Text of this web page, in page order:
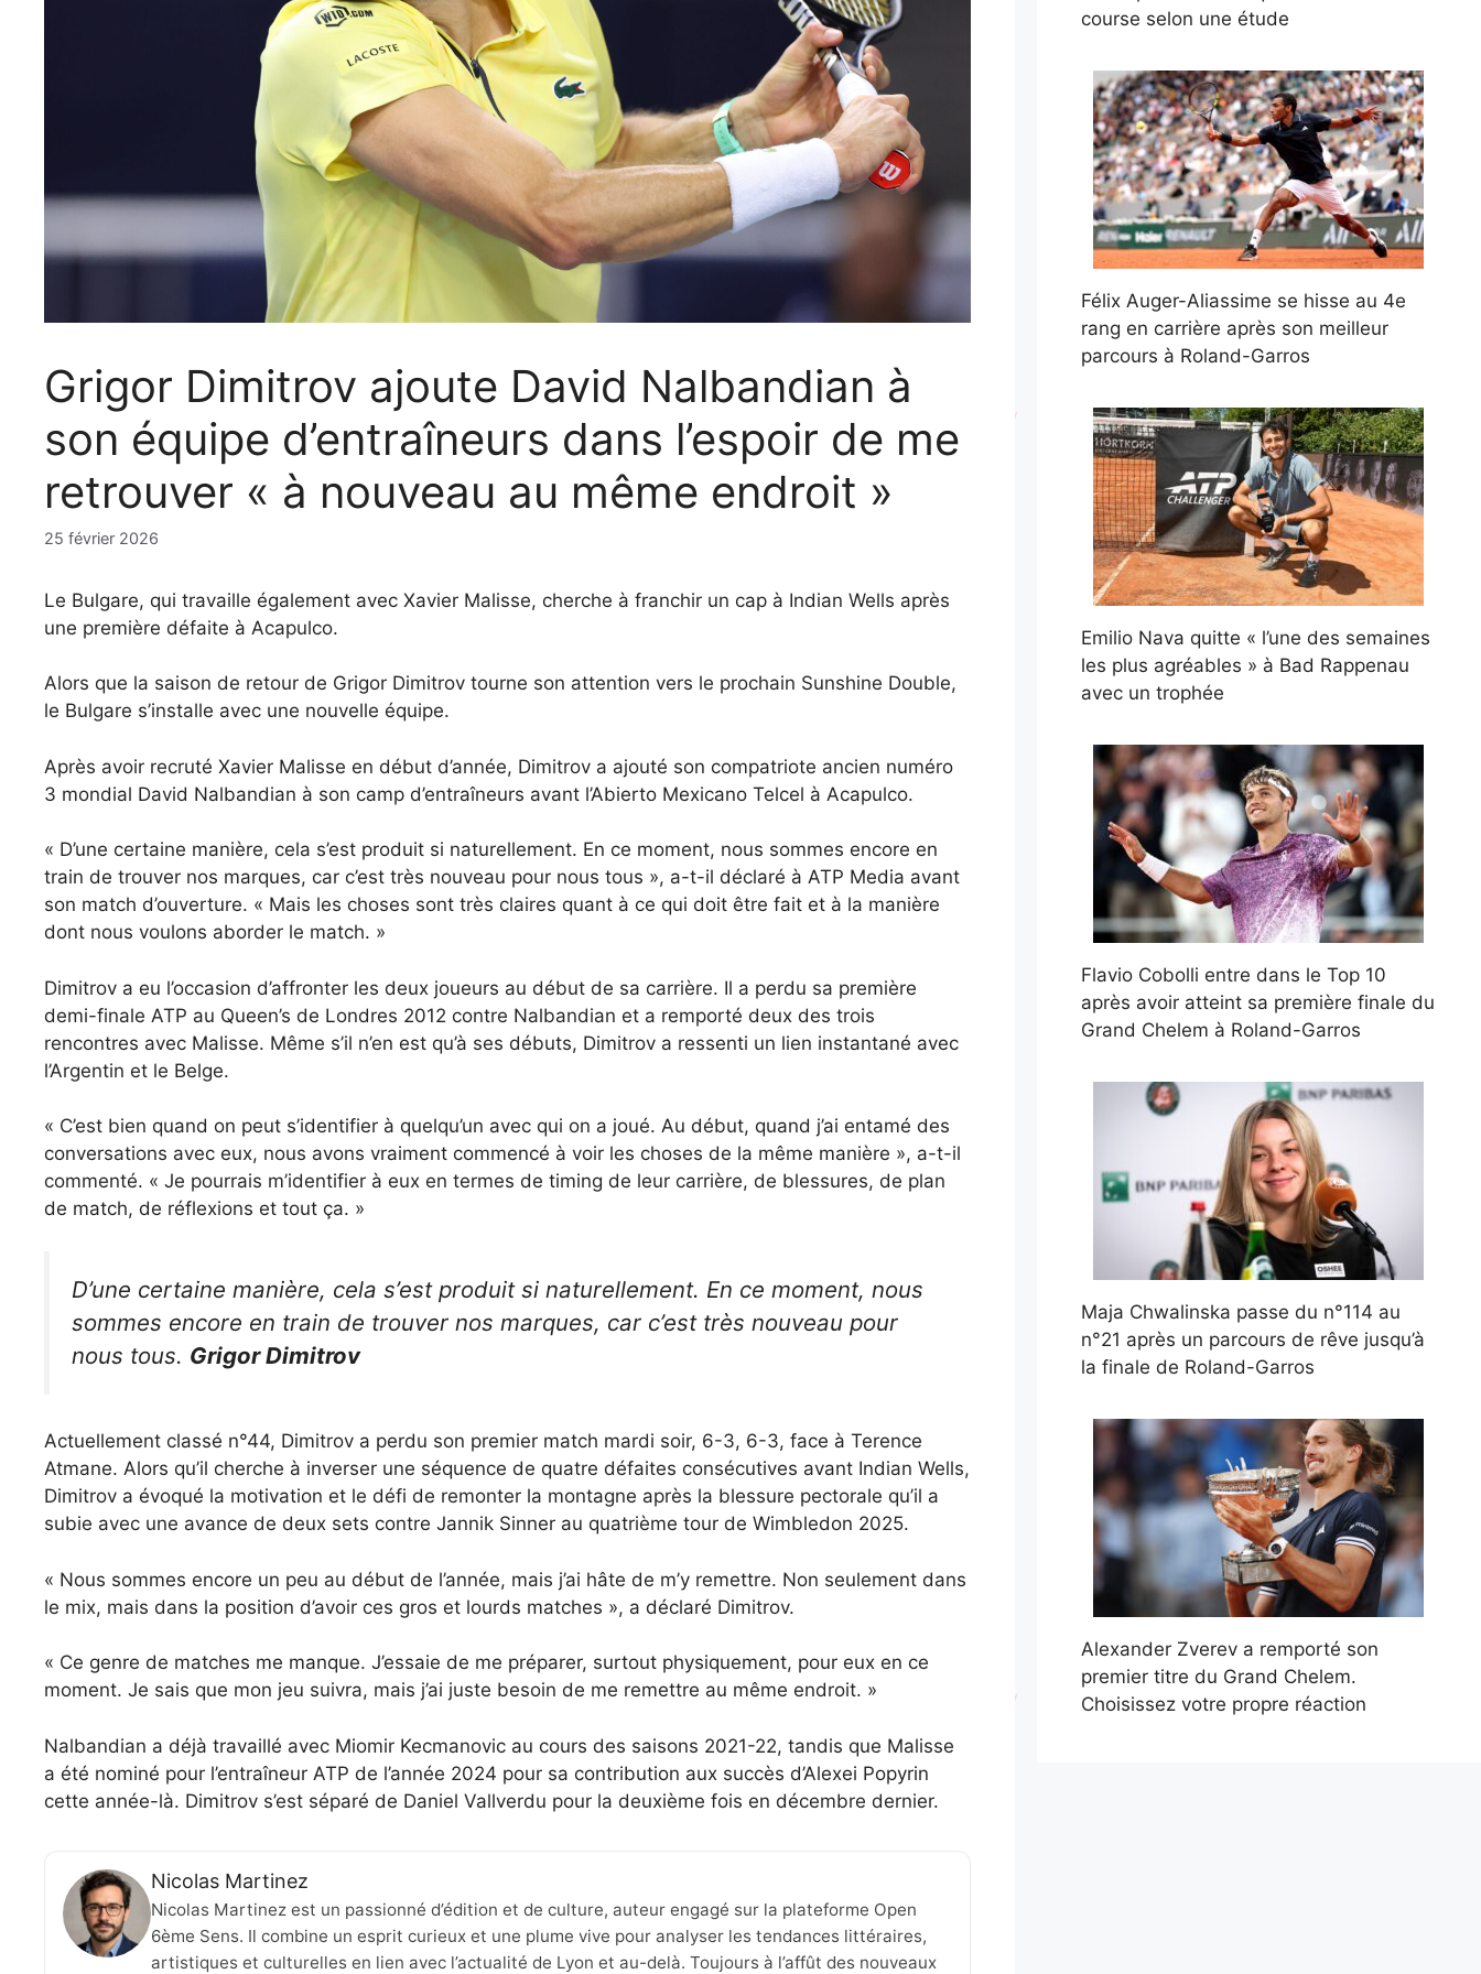
Grigor Dimitrov ajoute David Nalbandian à
son équipe d’entraîneurs dans l’espoir de me
retrouver « à nouveau au même endroit »
25 février 2026
Le Bulgare, qui travaille également avec Xavier Malisse, cherche à franchir un cap à Indian Wells après
une première défaite à Acapulco.
Alors que la saison de retour de Grigor Dimitrov tourne son attention vers le prochain Sunshine Double,
le Bulgare s’installe avec une nouvelle équipe.
Après avoir recruté Xavier Malisse en début d’année, Dimitrov a ajouté son compatriote ancien numéro
3 mondial David Nalbandian à son camp d’entraîneurs avant l’Abierto Mexicano Telcel à Acapulco.
« D’une certaine manière, cela s’est produit si naturellement. En ce moment, nous sommes encore en
train de trouver nos marques, car c’est très nouveau pour nous tous », a-t-il déclaré à ATP Media avant
son match d’ouverture. « Mais les choses sont très claires quant à ce qui doit être fait et à la manière
dont nous voulons aborder le match. »
Dimitrov a eu l’occasion d’affronter les deux joueurs au début de sa carrière. Il a perdu sa première
demi-finale ATP au Queen’s de Londres 2012 contre Nalbandian et a remporté deux des trois
rencontres avec Malisse. Même s’il n’en est qu’à ses débuts, Dimitrov a ressenti un lien instantané avec
l’Argentin et le Belge.
« C’est bien quand on peut s’identifier à quelqu’un avec qui on a joué. Au début, quand j’ai entamé des
conversations avec eux, nous avons vraiment commencé à voir les choses de la même manière », a-t-il
commenté. « Je pourrais m’identifier à eux en termes de timing de leur carrière, de blessures, de plan
de match, de réflexions et tout ça. »
D’une certaine manière, cela s’est produit si naturellement. En ce moment, nous
sommes encore en train de trouver nos marques, car c’est très nouveau pour
nous tous. Grigor Dimitrov
Actuellement classé n°44, Dimitrov a perdu son premier match mardi soir, 6-3, 6-3, face à Terence
Atmane. Alors qu’il cherche à inverser une séquence de quatre défaites consécutives avant Indian Wells,
Dimitrov a évoqué la motivation et le défi de remonter la montagne après la blessure pectorale qu’il a
subie avec une avance de deux sets contre Jannik Sinner au quatrième tour de Wimbledon 2025.
« Nous sommes encore un peu au début de l’année, mais j’ai hâte de m’y remettre. Non seulement dans
le mix, mais dans la position d’avoir ces gros et lourds matches », a déclaré Dimitrov.
« Ce genre de matches me manque. J’essaie de me préparer, surtout physiquement, pour eux en ce
moment. Je sais que mon jeu suivra, mais j’ai juste besoin de me remettre au même endroit. »
Nalbandian a déjà travaillé avec Miomir Kecmanovic au cours des saisons 2021-22, tandis que Malisse
a été nominé pour l’entraîneur ATP de l’année 2024 pour sa contribution aux succès d’Alexei Popyrin
cette année-là. Dimitrov s’est séparé de Daniel Vallverdu pour la deuxième fois en décembre dernier.
Nicolas Martinez
Nicolas Martinez est un passionné d’édition et de culture, auteur engagé sur la plateforme Open
6ème Sens. Il combine un esprit curieux et une plume vive pour analyser les tendances littéraires,
artistiques et culturelles en lien avec l’actualité de Lyon et au-delà. Toujours à l’affût des nouveaux
course selon une étude
Félix Auger-Aliassime se hisse au 4e
rang en carrière après son meilleur
parcours à Roland-Garros
Emilio Nava quitte « l’une des semaines
les plus agréables » à Bad Rappenau
avec un trophée
Flavio Cobolli entre dans le Top 10
après avoir atteint sa première finale du
Grand Chelem à Roland-Garros
Maja Chwalinska passe du n°114 au
n°21 après un parcours de rêve jusqu’à
la finale de Roland-Garros
Alexander Zverev a remporté son
premier titre du Grand Chelem.
Choisissez votre propre réaction